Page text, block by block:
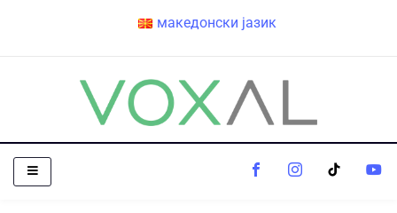
македонски јазик